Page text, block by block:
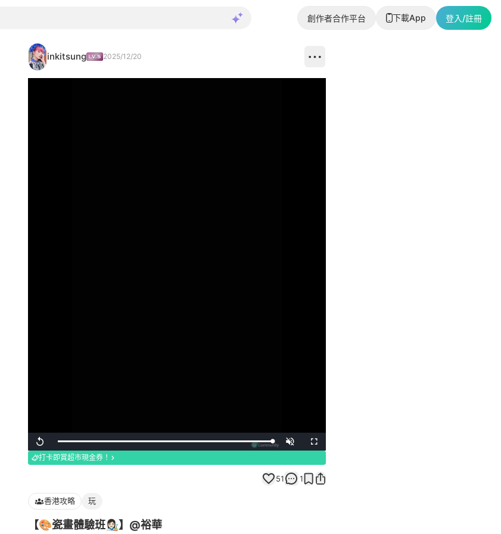
創作者合作平台 下載App 登入/註冊
inkitsung 2025/12/20
Replay Loaded:
100.00%
Unmute Fullscreen
打卡即賞超市現金券！
51 1
香港攻略 玩
【🎨瓷畫體驗班👩🏻‍🎨】@裕華